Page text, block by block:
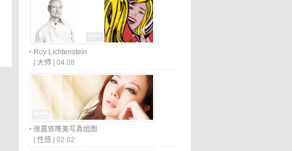
Roy Lichtenstein
[ 大师 ] 04.08
徐嘉依唯美写真组图
[ 性感 ] 02.02